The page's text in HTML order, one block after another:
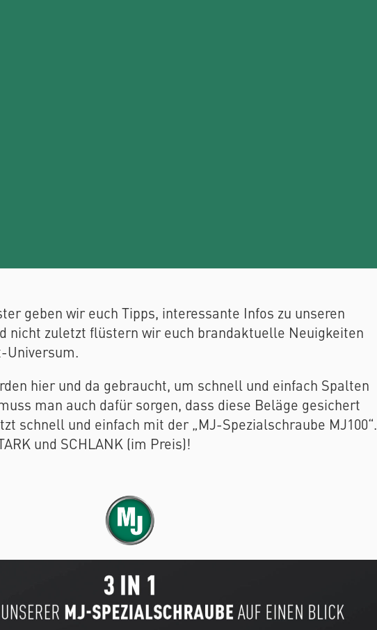
geben wir euch Tipps, interessante Infos zu unseren
nicht zuletzt flüstern wir euch brandaktuelle Neuigkeiten
Universum.
hier und da gebraucht, um schnell und einfach Spalten
man auch dafür sorgen, dass diese Beläge gesichert
schnell und einfach mit der „MJ-Spezialschraube MJ100“.
und SCHLANK (im Preis)!